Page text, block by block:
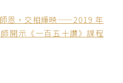
恩，交相輝映——2019 年
開示《一百五十讚》課程